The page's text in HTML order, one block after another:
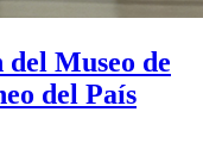
Museo de
del País